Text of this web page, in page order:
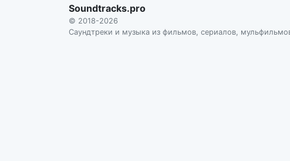
Soundtracks.pro
© 2018-2026
Саундтреки и музыка из фильмов, сериалов,